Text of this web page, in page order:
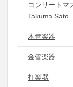
コンサート
Takuma Sato
木管楽器
金管楽器
打楽器